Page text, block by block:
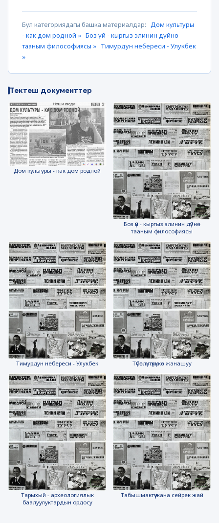
Бул категориядагы башка материалдар: Дом культуры
- как дом родной » Боз үй - кыргыз элинин дүйнө
тааным философиясы » Тимурдун небереси - Улукбек
»
Тектеш документтер
Дом культуры - как дом родной
Боз үй - кыргыз элинин дүйнө
тааным философиясы
Тимурдун небереси - Улукбек Түбөлүктүүлүккө жанашуу
Тарыхый - археологиялык
баалуулуктардын ордосу
Табышмактүү жана сейрек жай